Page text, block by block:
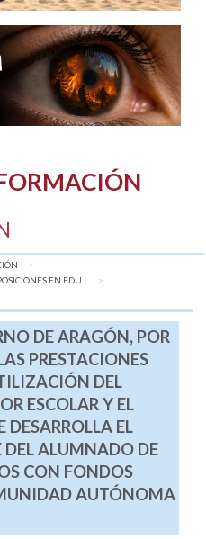
EN EDU...
DE ARAGÓN, POR
PRESTACIONES
DEL
ESCOLAR Y EL
DESARROLLA EL
DEL ALUMNADO DE
CON FONDOS
AUTÓNOMA